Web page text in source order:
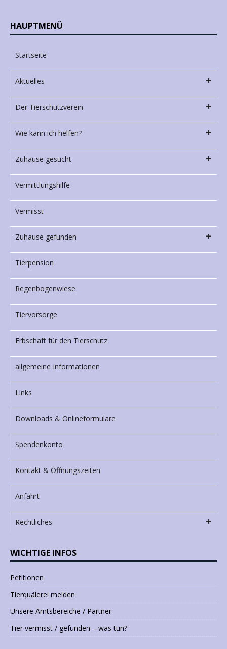
HAUPTMENÜ
Startseite
Aktuelles
Der Tierschutzverein
Wie kann ich helfen?
Zuhause gesucht
Vermittlungshilfe
Vermisst
Zuhause gefunden
Tierpension
Regenbogenwiese
Tiervorsorge
Erbschaft für den Tierschutz
allgemeine Informationen
Links
Downloads & Onlineformulare
Spendenkonto
Kontakt & Öffnungszeiten
Anfahrt
Rechtliches
WICHTIGE INFOS
Petitionen
Tierquälerei melden
Unsere Amtsbereiche / Partner
Tier vermisst / gefunden – was tun?